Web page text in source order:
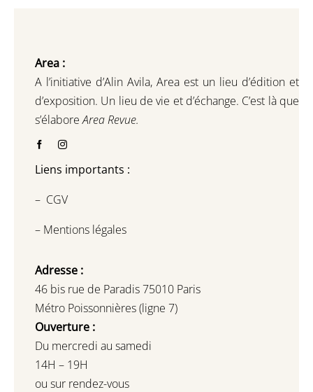
Area :
A l’initiative d’Alin Avila, Area est un lieu d’édition et
d’exposition. Un lieu de vie et d’échange. C’est là que
s’élaboreArea Revue.
Liens importants :
– CGV
– Mentions légales
Adresse :
46 bis rue de Paradis 75010 Paris
Métro Poissonnières (ligne 7)
Ouverture :
Du mercredi au samedi
14H – 19H
ou sur rendez-vous